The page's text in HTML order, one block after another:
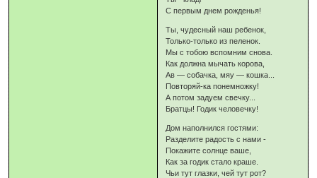
С первым днем рожденья!
Ты, чудесный наш ребенок,
Только-только из пеленок.
Мы с тобою вспомним снова.
Как должна мычать корова,
Ав — собачка, мяу — кошка...
Повторяй-ка понемножку!
А потом задуем свечку...
Братцы! Годик человечку!
Дом наполнился гостями:
Разделите радость с нами -
Покажите солнце ваше,
Как за годик стало краше.
Чьи тут глазки, чей тут рот?